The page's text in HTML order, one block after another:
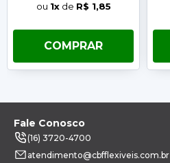
ou 1xde R$ 1,85
COMPRAR
Fale Conosco
(16) 3720-4700
atendimento@cbfflexiveis.com.br